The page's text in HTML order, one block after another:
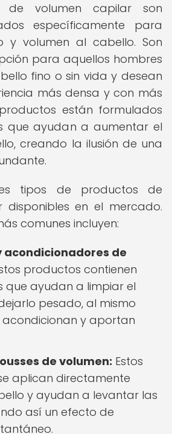
de volumen capilar son
específicamente para
y volumen al cabello. Son
para aquellos hombres
fino o sin vida y desean
más densa y con más
están formulados
que ayudan a aumentar el
creando la ilusión de una
tipos de productos de
disponibles en el mercado.
comunes incluyen:
acondicionadores de
productos contienen
que ayudan a limpiar el
pesado, al mismo
y aportan
de volumen: Estos
aplican directamente
y ayudan a levantar las
así un efecto de